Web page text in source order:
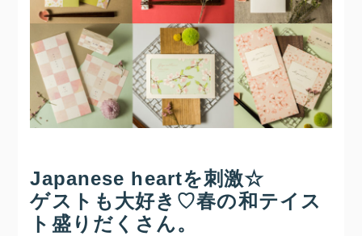
Japanese heartを刺激☆
ゲストも大好き♡春の和テイス
ト盛りだくさん。